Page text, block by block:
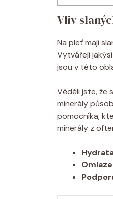
Vliv
Na pleť mají
Vytvářejí
jsou v této
Věděli jste, že
minerály
pomocníka,
minerály z